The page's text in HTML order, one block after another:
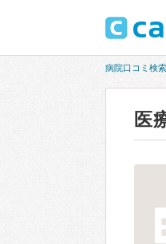
病院口コミ検
医